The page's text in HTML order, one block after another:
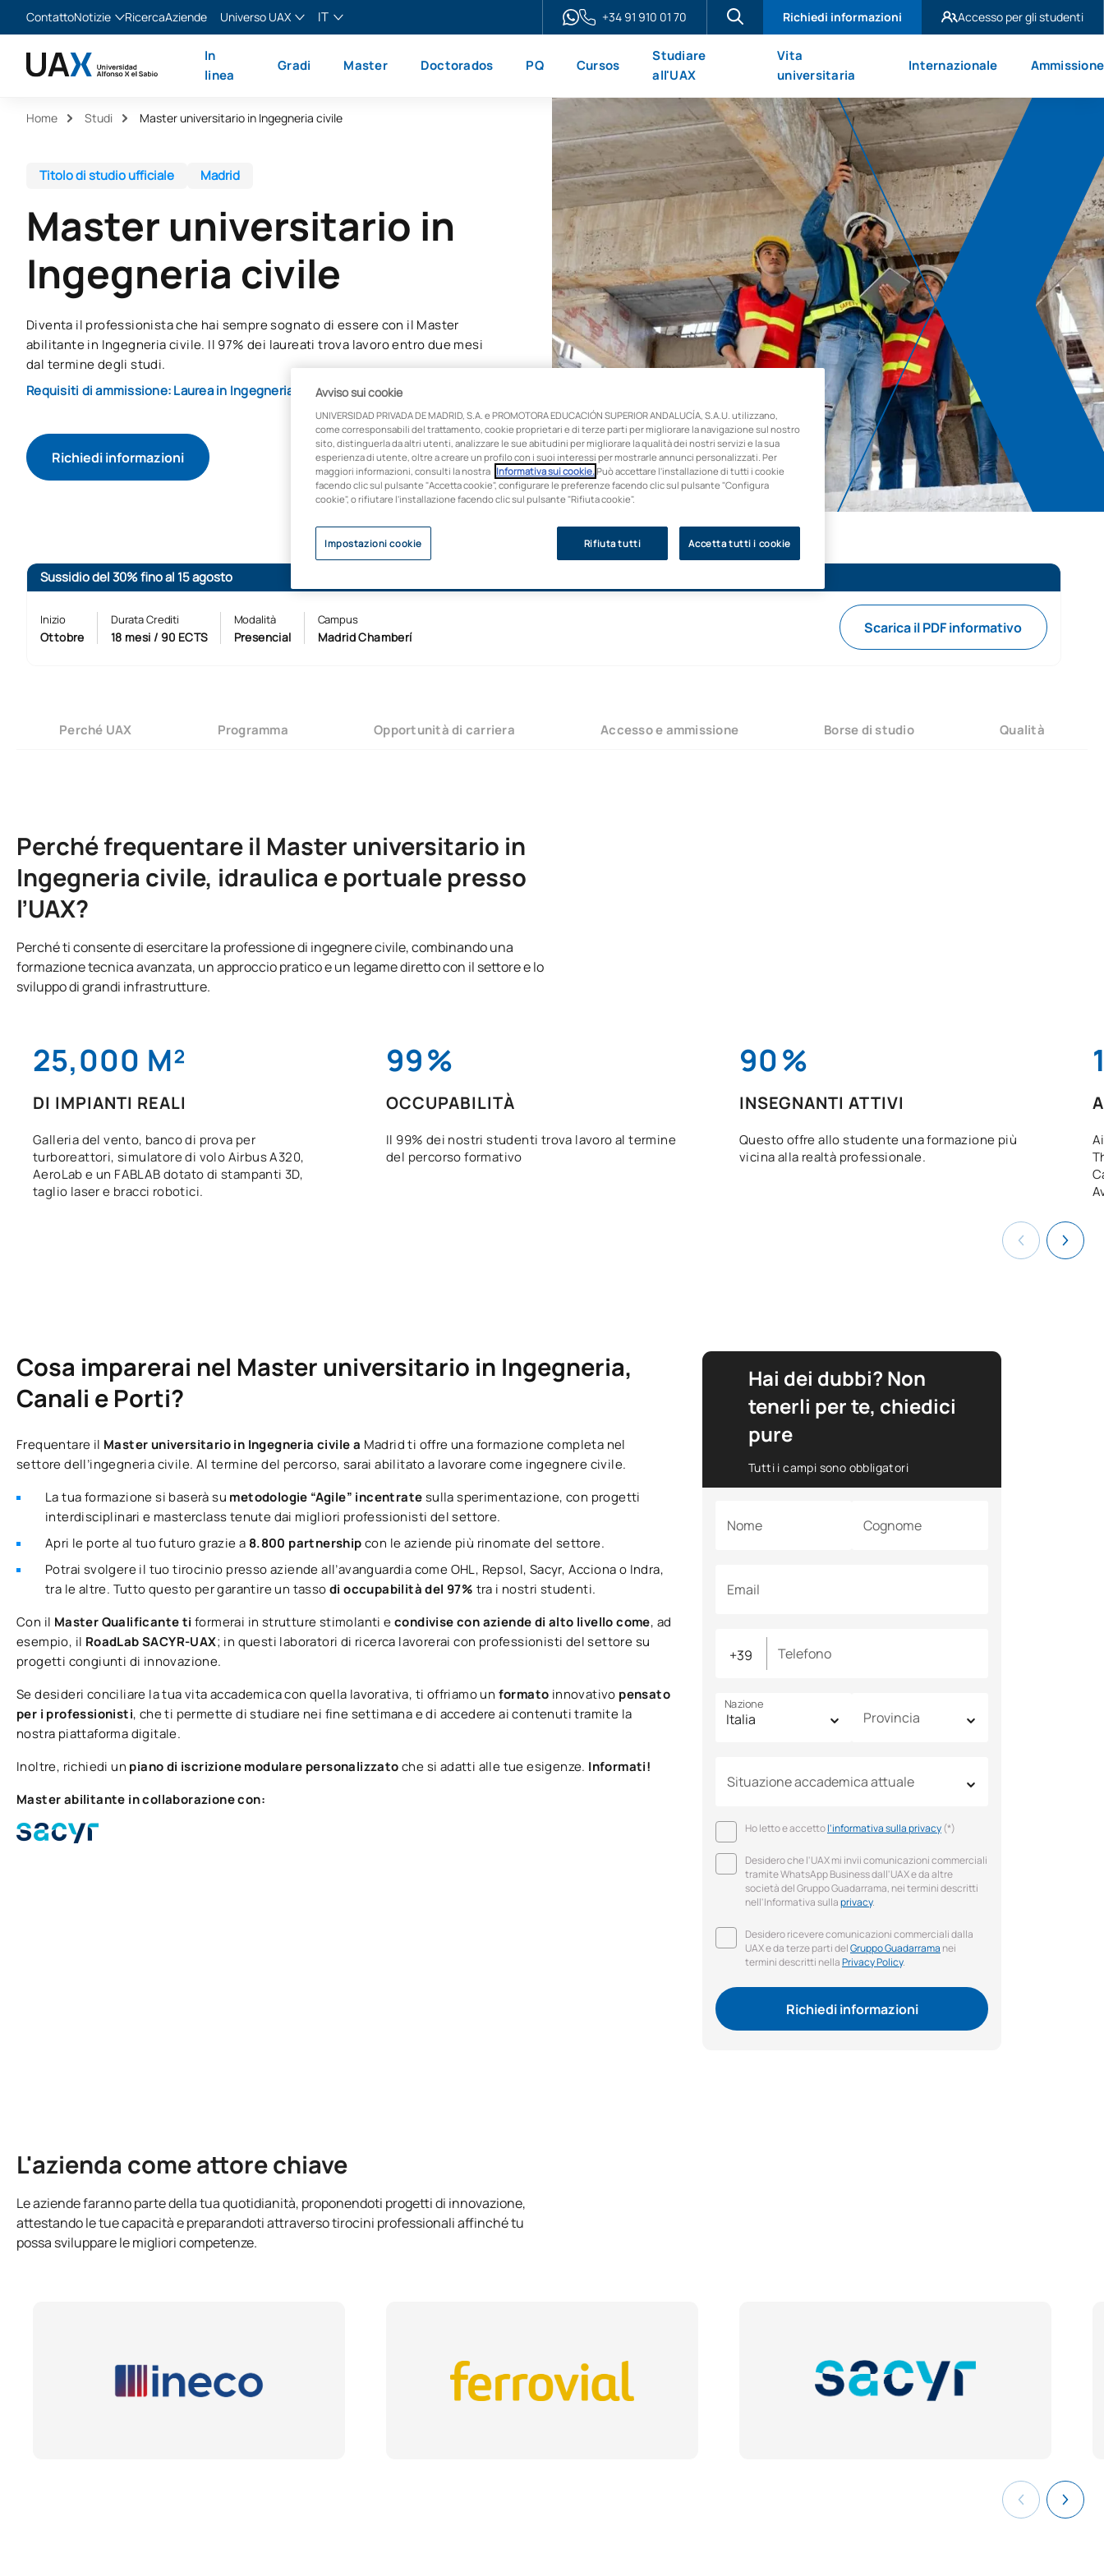
ContattoNotizie
Notizie
RicercaAziende
Universo UAX
XTART
IT
English
Français
+34 91 910 01 70 Richiedi informazioni
Accesso per gli studenti
UAX Mare Nostrum
In
linea
Gradi Master Doctorados PQ Cursos
Studiare
all'UAX
Vita
universitaria
Internazionale Ammissione
Home Studi Master universitario in Ingegneria civile
Titolo di studio ufficiale Madrid
Master universitario in
Ingegneria civile
Diventa il professionista che hai sempre sognato di essere con il Master
abilitante in Ingegneria civile. Il 97% dei laureati trova lavoro entro due mesi
dal termine degli studi.
Requisiti di ammissione: Laurea in Ingegneria Civile o titolo equivalente
Richiedi informazioni
Sussidio del 30% fino al 15 agosto
Inizio
Ottobre
Durata Crediti
18 mesi / 90 ECTS
Modalità
Presencial
Campus
Madrid Chamberí
Scarica il PDF informativo
Perché UAX Programma Opportunità di carriera Accesso e ammissione Borse di studio Qualità
Perché frequentare il Master universitario in
Ingegneria civile, idraulica e portuale presso
l’UAX?
Perché ti consente di esercitare la professione di ingegnere civile, combinando una
formazione tecnica avanzata, un approccio pratico e un legame diretto con il settore e lo
sviluppo di grandi infrastrutture.
25,000 M²
DI IMPIANTI REALI
Galleria del vento, banco di prova per
turboreattori, simulatore di volo Airbus A320,
AeroLab e un FABLAB dotato di stampanti 3D,
taglio laser e bracci robotici.
99%
OCCUPABILITÀ
Il 99% dei nostri studenti trova lavoro al termine
del percorso formativo
90%
INSEGNANTI ATTIVI
Questo offre allo studente una formazione più
vicina alla realtà professionale.
Cosa imparerai nel Master universitario in Ingegneria,
Canali e Porti?
Frequentare il Master universitario in Ingegneria civile a Madrid ti offre una formazione completa nel
settore dell’ingegneria civile. Al termine del percorso, sarai abilitato a lavorare come ingegnere civile.
La tua formazione si baserà su metodologie “Agile” incentratesulla sperimentazione, con progetti
interdisciplinari e masterclass tenute dai migliori professionisti del settore.
Apri le porte al tuo futuro grazie a 8.800 partnershipcon le aziende più rinomate del settore.
Potrai svolgere il tuo tirocinio presso aziende all’avanguardia come OHL, Repsol, Sacyr, Acciona o Indra,
tra le altre. Tutto questo per garantire un tassodi occupabilità del 97% tra i nostri studenti.
Con il Master Qualificante tiformerai in strutture stimolanti econdivise con aziende di alto livello come, ad
esempio, il RoadLab SACYR-UAX; in questi laboratori di ricerca lavorerai con professionisti del settore su
progetti congiunti di innovazione.
Se desideri conciliare la tua vita accademica con quella lavorativa, ti offriamo un formato innovativo pensato
per i professionisti, che ti permette di studiare nei fine settimana e di accedere ai contenuti tramite la
nostra piattaforma digitale.
Inoltre, richiedi un piano di iscrizione modulare personalizzatoche si adatti alle tue esigenze. Informati!
Master abilitante in collaborazione con:
Hai dei dubbi? Non
tenerli per te, chiedici
pure
Tutti i campi sono obbligatori
Nome Cognome
Email
Telefono
Nazione
Provincia
Situazione accademica attuale
Ho letto e accettol'informativa sulla privacy(*)
Desidero che l'UAX mi invii comunicazioni commerciali
tramite WhatsApp Business dall'UAX e da altre
società del Gruppo Guadarrama, nei termini descritti
nell'Informativa sullaprivacy.
Desidero ricevere comunicazioni commerciali dalla
UAX e da terze parti delGruppo Guadarrama nei
termini descritti nellaPrivacy Policy.
Richiedi informazioni
L'azienda come attore chiave
Le aziende faranno parte della tua quotidianità, proponendoti progetti di innovazione,
attestando le tue capacità e preparandoti attraverso tirocini professionali affinché tu
possa sviluppare le migliori competenze.
Avviso sui cookie
UNIVERSIDAD PRIVADA DE MADRID, S.A. e PROMOTORA EDUCACIÓN SUPERIOR ANDALUCÍA, S.A.U. utilizzano,
come corresponsabili del trattamento, cookie proprietari e di terze parti per migliorare la navigazione sul nostro
sito, distinguerla da altri utenti, analizzare le sue abitudini per migliorare la qualità dei nostri servizi e la sua
esperienza di utente, oltre a creare un profilo con i suoi interessi per mostrarle annunci personalizzati. Per
maggiori informazioni, consulti la nostra Informativa sui cookie.Può accettare l'installazione di tutti i cookie
facendo clic sul pulsante "Accetta cookie", configurare le preferenze facendo clic sul pulsante "Configura
cookie", o rifiutare l'installazione facendo clic sul pulsante "Rifiuta cookie".
Rifiuta tutti Accetta tutti i cookie
Impostazioni cookie